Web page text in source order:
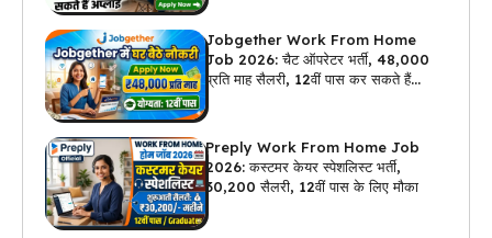
Jobgether Work From Home
Job 2026: चैट ऑपरेटर भर्ती, ₹48,000
प्रति माह सैलरी, 12वीं पास कर सकते हैं
Preply Work From Home Job
2026: कस्टमर केयर स्पेशलिस्ट भर्ती,
₹30,200 सैलरी, 12वीं पास के लिए मौका